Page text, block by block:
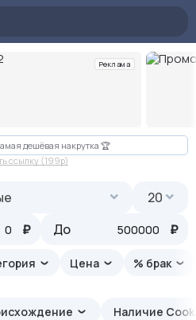
Реклама
дешёвая накрутка 🏆
ссылку (199p)
₽ До ₽
20
Цена % брак
Наличие